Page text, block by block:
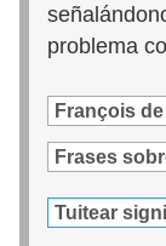
problema
François
Frases
Tuitear